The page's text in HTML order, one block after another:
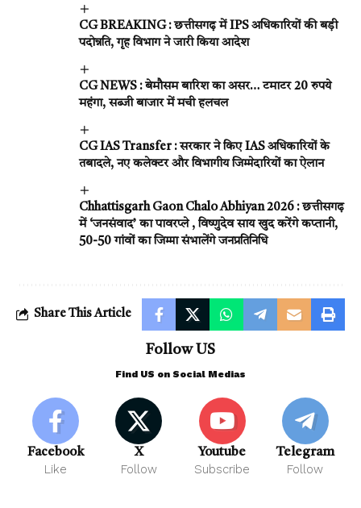
CG BREAKING : छत्तीसगढ़ में IPS अधिकारियों की बड़ी
पदोन्नति, गृह विभाग ने जारी किया आदेश
CG NEWS : बेमौसम बारिश का असर… टमाटर 20 रुपये
महंगा, सब्जी बाजार में मची हलचल
CG IAS Transfer : सरकार ने किए IAS अधिकारियों के
तबादले, नए कलेक्टर और विभागीय जिम्मेदारियों का ऐलान
Chhattisgarh Gaon Chalo Abhiyan 2026 : छत्तीसगढ़
में ‘जनसंवाद’ का पावरप्ले , विष्णुदेव साय खुद करेंगे कप्तानी,
50-50 गांवों का जिम्मा संभालेंगे जनप्रतिनिधि
Share This Article
Follow US
Find US on Social Medias
Facebook
Like
X
Follow
Youtube
Subscribe
Telegram
Follow